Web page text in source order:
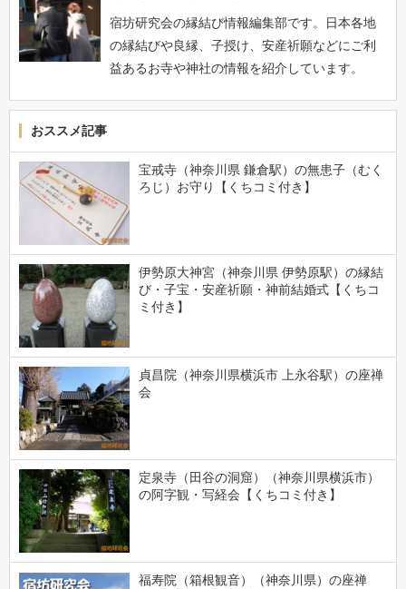
宿坊研究会の縁結び情報編集部です。日本各地
の縁結びや良縁、子授け、安産祈願などにご利
益あるお寺や神社の情報を紹介しています。
おススメ記事
宝戒寺（神奈川県 鎌倉駅）の無患子（むく
ろじ）お守り【くちコミ付き】
伊勢原大神宮（神奈川県 伊勢原駅）の縁結
び・子宝・安産祈願・神前結婚式【くちコ
ミ付き】
貞昌院（神奈川県横浜市 上永谷駅）の座禅
会
定泉寺（田谷の洞窟）（神奈川県横浜市）
の阿字観・写経会【くちコミ付き】
福寿院（箱根観音）（神奈川県）の座禅